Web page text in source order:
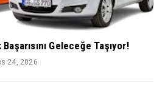
Geleceğe Taşıyor!
24, 2026